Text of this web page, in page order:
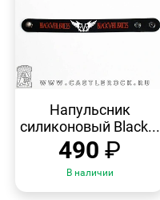
ПРОСМОТР
Напульсник
силиконовый Black...
490 ₽
В наличии